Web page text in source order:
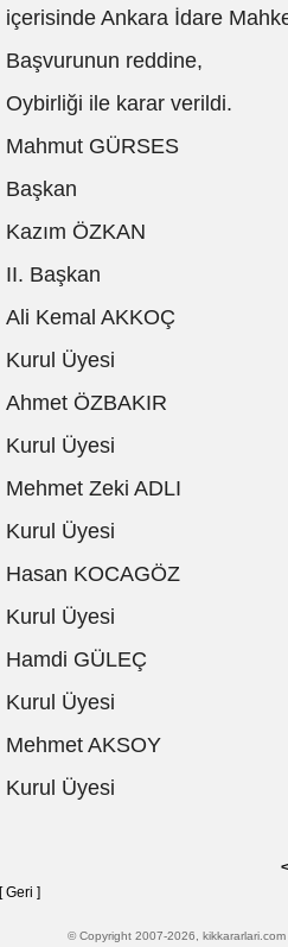
içerisinde Ankara İdare
Başvurunun reddine,
Oybirliği ile karar verildi.
Mahmut GÜRSES
Başkan
Kazım ÖZKAN
II. Başkan
Ali Kemal AKKOÇ
Kurul Üyesi
Ahmet ÖZBAKIR
Kurul Üyesi
Mehmet Zeki ADLI
Kurul Üyesi
Hasan KOCAGÖZ
Kurul Üyesi
Hamdi GÜLEÇ
Kurul Üyesi
Mehmet AKSOY
Kurul Üyesi
[ Geri ]
© Copyright 2007-2026,